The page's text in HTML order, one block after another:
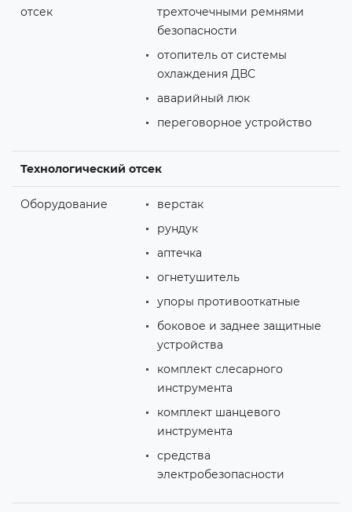
отсек
трехточечными ремнями
безопасности
отопитель от системы
охлаждения ДВС
аварийный люк
переговорное устройство
Технологический отсек
Оборудование
верстак
рундук
аптечка
огнетушитель
упоры противооткатные
боковое и заднее защитные
устройства
комплект слесарного
инструмента
комплект шанцевого
инструмента
средства
электробезопасности